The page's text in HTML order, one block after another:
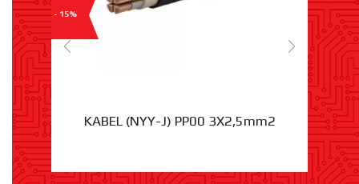
- 15%
KABEL (NYY-J) PP00 3X2,5mm2